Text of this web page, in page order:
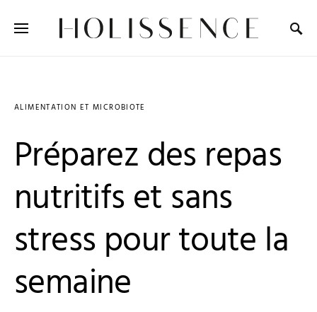
ALIMENTATION ET MICROBIOTE
Préparez des repas
nutritifs et sans
stress pour toute la
semaine